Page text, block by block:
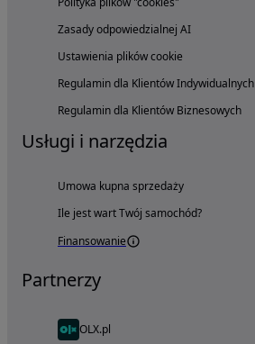
Zasady odpowiedzialnej AI
Ustawienia plików cookie
Regulamin dla Klientów Indywidualnych
Regulamin dla Klientów Biznesowych
Usługi i narzędzia
Umowa kupna sprzedaży
Ile jest wart Twój samochód?
Finansowanie
Partnerzy
OLX.pl